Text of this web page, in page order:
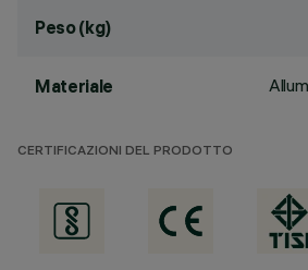
Peso (kg)
Materiale
CERTIFICAZIONI DEL PRODOTTO